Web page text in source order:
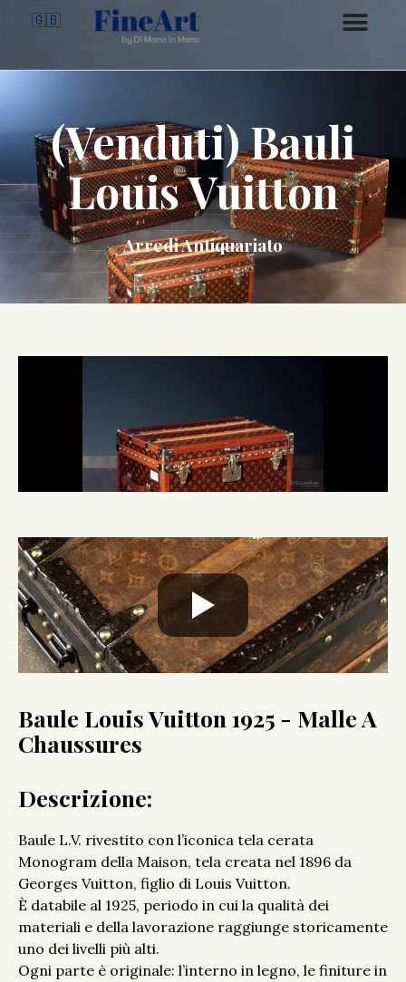
🇬🇧
(Venduti) Bauli
Louis Vuitton
Arredi Antiquariato
Baule Louis Vuitton 1925 - Malle A
Chaussures
Descrizione:
Baule L.V. rivestito con l’iconica tela cerata
Monogram della Maison, tela creata nel 1896 da
Georges Vuitton, figlio di Louis Vuitton.
È databile al 1925, periodo in cui la qualità dei
materiali e della lavorazione raggiunge storicamente
uno dei livelli più alti.
Ogni parte è originale: l’interno in legno, le finiture in